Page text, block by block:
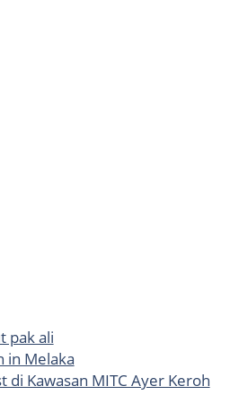
pak ali
in Melaka
di Kawasan MITC Ayer Keroh